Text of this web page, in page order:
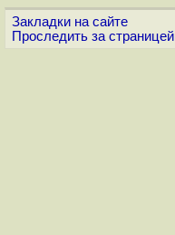
Закладки на сайте
Проследить за страницей